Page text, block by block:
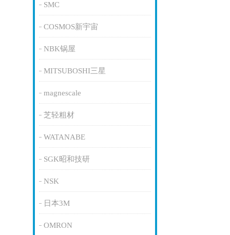
SMC
COSMOS新宇宙
NBK锅屋
MITSUBOSHI三星
magnescale
芝轻粗材
WATANABE
SGK昭和技研
NSK
日本3M
OMRON